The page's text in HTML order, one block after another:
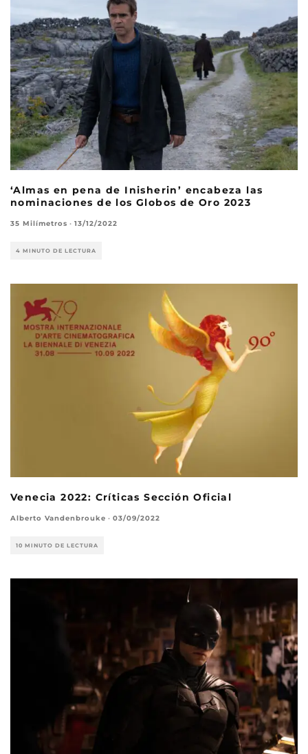
‘Almas en pena de Inisherin’ encabeza las
nominaciones de los Globos de Oro 2023
35 Milímetros · 13/12/2022
4 MINUTO DE LECTURA
Venecia 2022: Críticas Sección Oficial
Alberto Vandenbrouke · 03/09/2022
10 MINUTO DE LECTURA